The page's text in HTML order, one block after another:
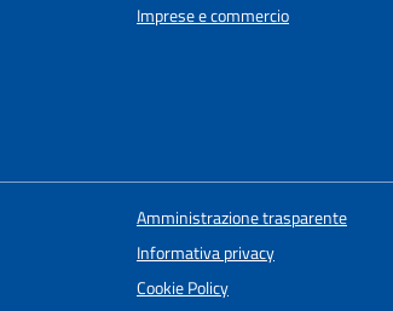
Imprese e commercio
Amministrazione trasparente
Informativa privacy
Cookie Policy